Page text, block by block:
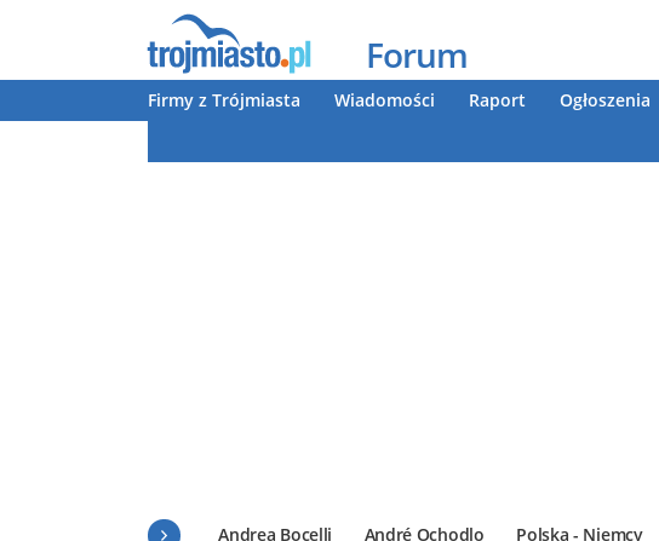
Forum
Firmy z Trójmiasta Wiadomości Raport Ogłoszenia
Andrea Bocelli André Ochodlo Polska - Niemcy